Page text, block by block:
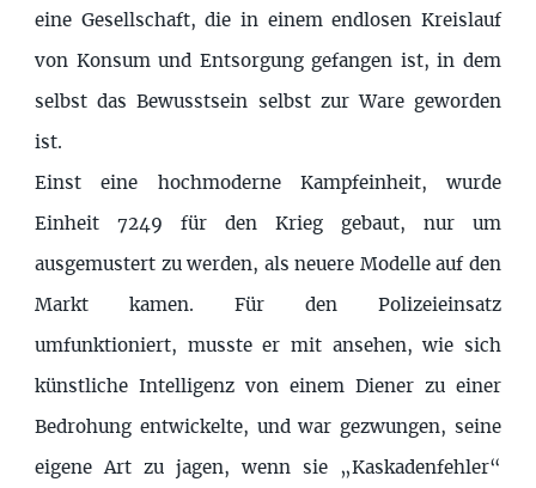
eine Gesellschaft, die in einem endlosen Kreislauf
von Konsum und Entsorgung gefangen ist, in dem
selbst das Bewusstsein selbst zur Ware geworden
ist.
Einst eine hochmoderne Kampfeinheit, wurde
Einheit 7249 für den Krieg gebaut, nur um
ausgemustert zu werden, als neuere Modelle auf den
Markt kamen. Für den Polizeieinsatz
umfunktioniert, musste er mit ansehen, wie sich
künstliche Intelligenz von einem Diener zu einer
Bedrohung entwickelte, und war gezwungen, seine
eigene Art zu jagen, wenn sie „Kaskadenfehler“